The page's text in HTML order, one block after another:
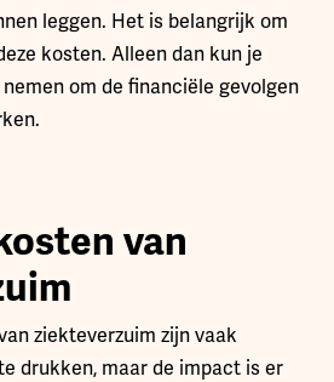
leggen. Het is belangrijk om
kosten. Alleen dan kun je
om de financiële gevolgen
van
ziekteverzuim zijn vaak
drukken, maar de impact is er